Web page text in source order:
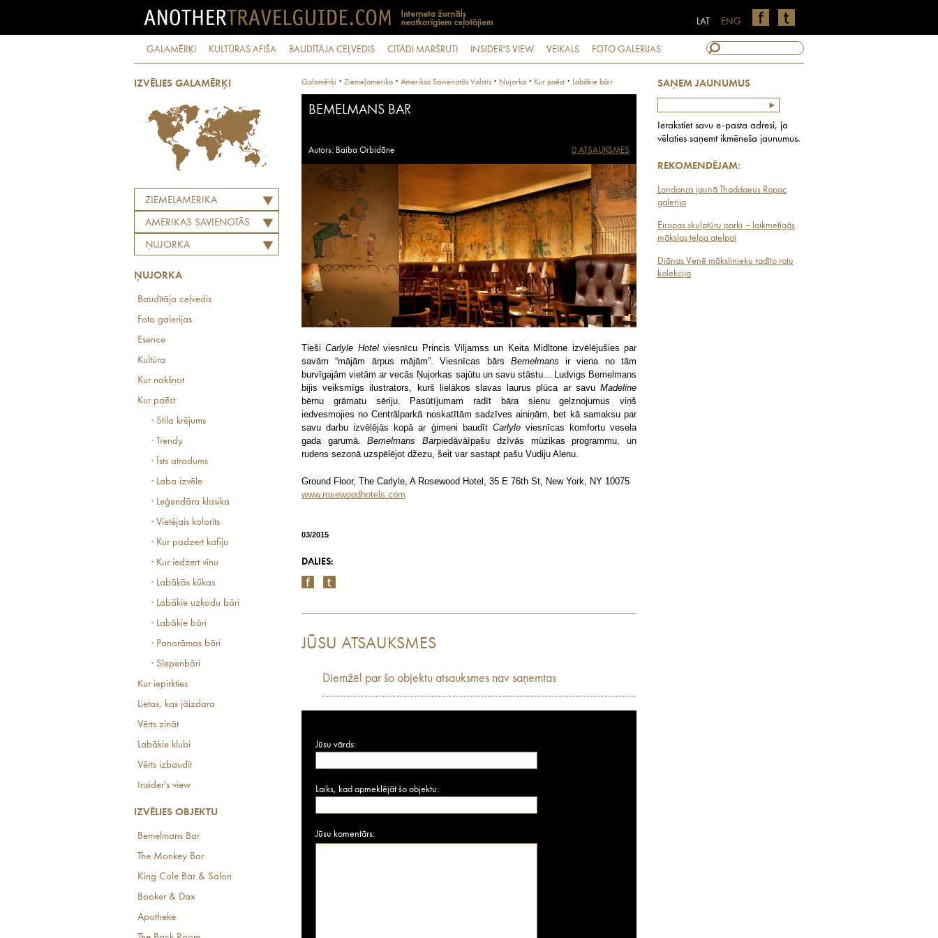
ENG
LAT
GALAMĒRĶI KULTŪRAS AFIŠA BAUDĪTĀJA CEĻVEDIS CITĀDI MARŠRUTI INSIDER'S VIEW VEIKALS FOTO GALERIJAS
IZVĒLIES GALAMĒRĶI
ZIEMEĻAMERIKA
AMERIKAS SAVIENOTĀS
VALSTIS
ŅUJORKA
ŅUJORKA
Baudītāja ceļvedis
Foto galerijas
Esence
Kultūra
Kur nakšņot
Kur paēst
· Stila krējums
· Trendy
· Īsts atradums
· Laba izvēle
· Leģendāra klasika
· Vietējais kolorīts
· Kur padzert kafiju
· Kur iedzert vīnu
· Labākās kūkas
· Labākie uzkodu bāri
· Labākie bāri
· Panorāmas bāri
· Slepenbāri
Kur iepirkties
Lietas, kas jāizdara
Vērts zināt
Labākie klubi
Vērts izbaudīt
Insider's view
IZVĒLIES OBJEKTU
Bemelmans Bar
The Monkey Bar
King Cole Bar & Salon
Booker & Dax
Apotheke
SAŅEM JAUNUMUS
Ierakstiet savu e-pasta adresi, ja
vēlaties saņemt ikmēneša jaunumus.
REKOMENDĒJAM:
Londonas jaunā Thaddaeus Ropac
galerija
Eiropas skulptūru parki – laikmetīgās
mākslas telpa atelpai
Diānas Venē mākslinieku radīto rotu
kolekcija
Galamērķi · Ziemeļamerika · Amerikas Savienotās Valstis · Ņujorka · Kur paēst · Labākie bāri
BEMELMANS BAR
Autors: Baiba Orbidāne 0 ATSAUKSMES
TiešiCarlyle Hotelviesnīcu Princis Viljamss un Keita Midltone izvēlējušies par
savām “mājām ārpus mājām”. Viesnīcas bārs Bemelmans ir viena no tām
burvīgajām vietām ar vecās Ņujorkas sajūtu un savu stāstu... Ludvigs Bemelmans
bijis veiksmīgs ilustrators, kurš lielākos slavas laurus plūca ar savu Madeline
bērnu grāmatu sēriju. Pasūtījumam radīt bāra sienu gelznojumus viņš
iedvesmojies no Centrālparkā noskatītām sadzīves ainiņām, bet kā samaksu par
savu darbu izvēlējās kopā ar ģimeni baudīt Carlyleviesnīcas komfortu vesela
gada garumā.Bemelmans Barpiedāvāīpašu dzīvās mūzikas programmu, un
rudens sezonā uzspēlējot džezu, šeit var sastapt pašu Vudiju Alenu.
Ground Floor, The Carlyle, A Rosewood Hotel, 35 E 76th St, New York, NY 10075
www.rosewoodhotels.com
03/2015
DALIES:
JŪSU ATSAUKSMES
Diemžēl par šo objektu atsauksmes nav saņemtas
Jūsu vārds:
Laiks, kad apmeklējāt šo objektu:
Jūsu komentārs: